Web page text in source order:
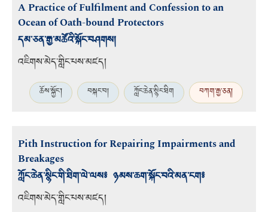
A Practice of Fulfilment and Confession to an
Ocean of Oath-bound Protectors
དམ་ཅན་རྒྱ་མཚོའི་སྐོང་བཤགས།
འཇིགས་མེད་གླིང་པས་མཛད།
ཆོས་སྐྱོང་། བསྐང་བ། ཀློང་ཆེན་སྙིང་ཐིག བཀག་རྒྱ་ཅན།
Pith Instruction for Repairing Impairments and
Breakages
ཀློང་ཆེན་སྙིང་གི་ཐིག་ལེ་ལས༔ ཉམས་ཆག་སྐོང་བའི་མན་ངག༔
འཇིགས་མེད་གླིང་པས་མཛད།